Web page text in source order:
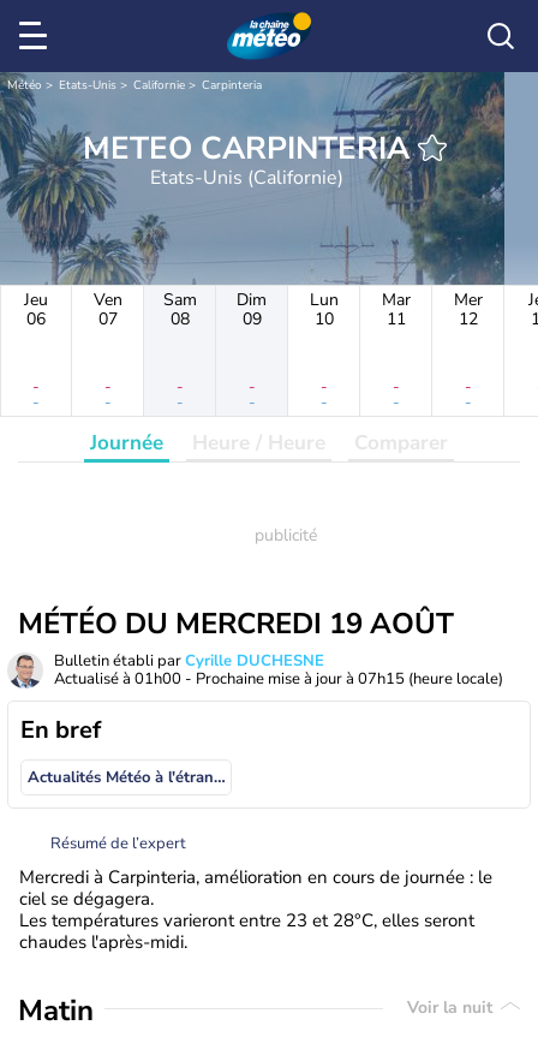
Météo Etats-Unis Californie Carpinteria
METEO CARPINTERIA
Etats-Unis (Californie)
Jeu
06
-
-
Ven
07
-
-
Sam
08
-
-
Dim
09
-
-
Lun
10
-
-
Mar
11
-
-
Mer
12
-
-
Journée Heure / Heure Comparer
MÉTÉO DU MERCREDI 19 AOÛT
Bulletin établi parCyrille DUCHESNE
Actualisé à 01h00 - Prochaine mise à jour à 07h15 (heure locale)
En bref
Actualités Météo à l'étranger
Résumé de l’expert
Mercredi à Carpinteria, amélioration en cours de journée : le
ciel se dégagera.
Les températures varieront entre 23 et 28°C, elles seront
chaudes l'après-midi.
Matin Voir la nuit